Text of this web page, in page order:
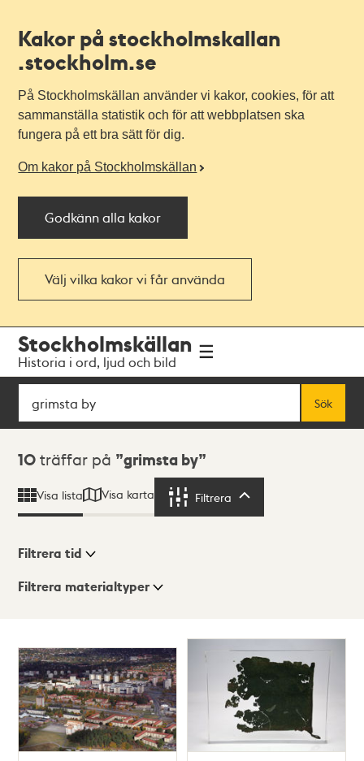
Kakor på stockholmskallan
.stockholm.se
På Stockholmskällan använder vi kakor, cookies, för att
sammanställa statistik och för att webbplatsen ska
fungera på ett bra sätt för dig.
Om kakor på Stockholmskällan
Godkänn alla kakor
Välj vilka kakor vi får använda
navigationen
huvudinnehållet
Stockholmskällan
Historia i ord, ljud och bild
Sök
Sök
Sökresultat
10 träffar på grimsta by
Visa lista Visa karta Filtrera
Visningsläge
Lista
Karta
Filtrera tid
Filtrera materialtyper
träffar